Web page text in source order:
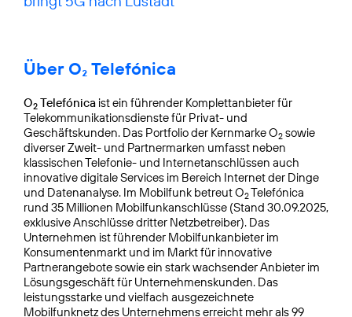
Über O₂ Telefónica
O2 Telefónica ist ein führender Komplettanbieter für
Telekommunikationsdienste für Privat- und
Geschäftskunden. Das Portfolio der Kernmarke O2 sowie
diverser Zweit- und Partnermarken umfasst neben
klassischen Telefonie- und Internetanschlüssen auch
innovative digitale Services im Bereich Internet der Dinge
und Datenanalyse. Im Mobilfunk betreut O2Telefónica
rund 35 Millionen Mobilfunkanschlüsse (Stand 30.09.2025,
exklusive Anschlüsse dritter Netzbetreiber). Das
Unternehmen ist führender Mobilfunkanbieter im
Konsumentenmarkt und im Markt für innovative
Partnerangebote sowie ein stark wachsender Anbieter im
Lösungsgeschäft für Unternehmenskunden. Das
leistungsstarke und vielfach ausgezeichnete
Mobilfunknetz des Unternehmens erreicht mehr als 99